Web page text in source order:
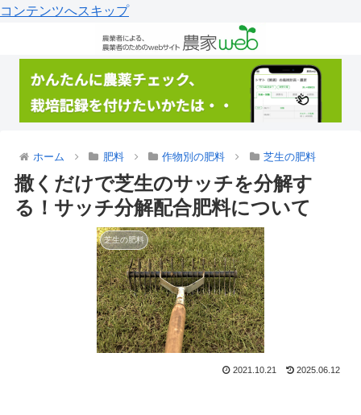
コンテンツへスキップ
ホーム 肥料 作物別の肥料 芝生の肥料
撒くだけで芝生のサッチを分解す
る！サッチ分解配合肥料について
芝生の肥料
2021.10.21 2025.06.12